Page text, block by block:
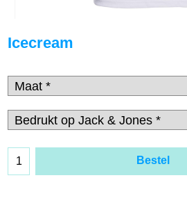
Icecream
Bestel